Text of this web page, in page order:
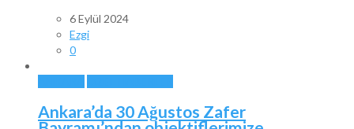
6 Eylül 2024
Ezgi
0
Ankara’da 30 Ağustos Zafer